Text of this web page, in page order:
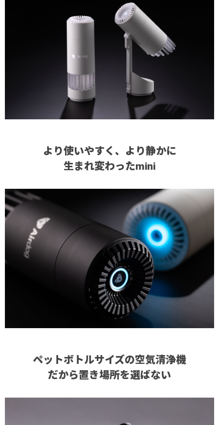
より使いやすく、より静かに
生まれ変わったmini
ペットボトルサイズの空気清浄機
だから置き場所を選ばない